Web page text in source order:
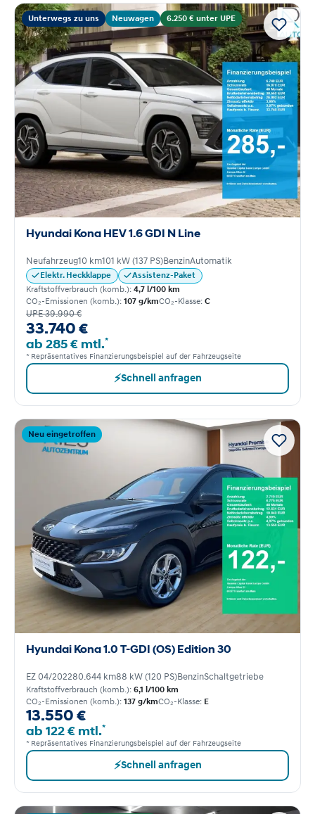
Suchergebnisse
Unterwegs zu uns Neuwagen 6.250 € unter UPE
Hyundai Kona HEV 1.6 GDI N Line
Neufahrzeug10 km101 kW (137 PS)BenzinAutomatik
Elektr. Heckklappe
Assistenz-Paket
Kraftstoffverbrauch (komb.): 4,7 l/100 km
CO₂-Emissionen (komb.): 107 g/kmCO₂-Klasse: C
UPE 39.990 €
33.740 €
ab 285 € mtl.*
* Repräsentatives Finanzierungsbeispiel auf der Fahrzeugseite
⚡Schnell anfragen
Neu eingetroffen
Hyundai Kona 1.0 T-GDI (OS) Edition 30
EZ 04/202280.644 km88 kW (120 PS)BenzinSchaltgetriebe
Kraftstoffverbrauch (komb.): 6,1 l/100 km
CO₂-Emissionen (komb.): 137 g/kmCO₂-Klasse: E
13.550 €
ab 122 € mtl.*
* Repräsentatives Finanzierungsbeispiel auf der Fahrzeugseite
⚡Schnell anfragen